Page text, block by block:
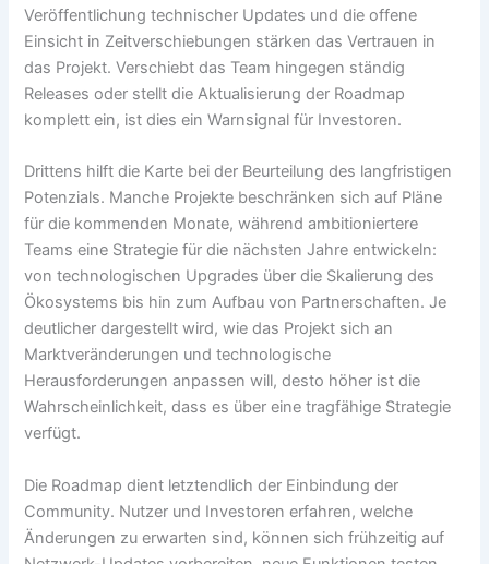
Veröffentlichung technischer Updates und die offene
Einsicht in Zeitverschiebungen stärken das Vertrauen in
das Projekt. Verschiebt das Team hingegen ständig
Releases oder stellt die Aktualisierung der Roadmap
komplett ein, ist dies ein Warnsignal für Investoren.
Drittens hilft die Karte bei der Beurteilung des langfristigen
Potenzials. Manche Projekte beschränken sich auf Pläne
für die kommenden Monate, während ambitioniertere
Teams eine Strategie für die nächsten Jahre entwickeln:
von technologischen Upgrades über die Skalierung des
Ökosystems bis hin zum Aufbau von Partnerschaften. Je
deutlicher dargestellt wird, wie das Projekt sich an
Marktveränderungen und technologische
Herausforderungen anpassen will, desto höher ist die
Wahrscheinlichkeit, dass es über eine tragfähige Strategie
verfügt.
Die Roadmap dient letztendlich der Einbindung der
Community. Nutzer und Investoren erfahren, welche
Änderungen zu erwarten sind, können sich frühzeitig auf